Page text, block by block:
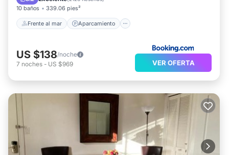
10 baños 339.06 pies²
Frente al mar Aparcamiento
US $138/noche
7 noches - US $969 VER OFERTA